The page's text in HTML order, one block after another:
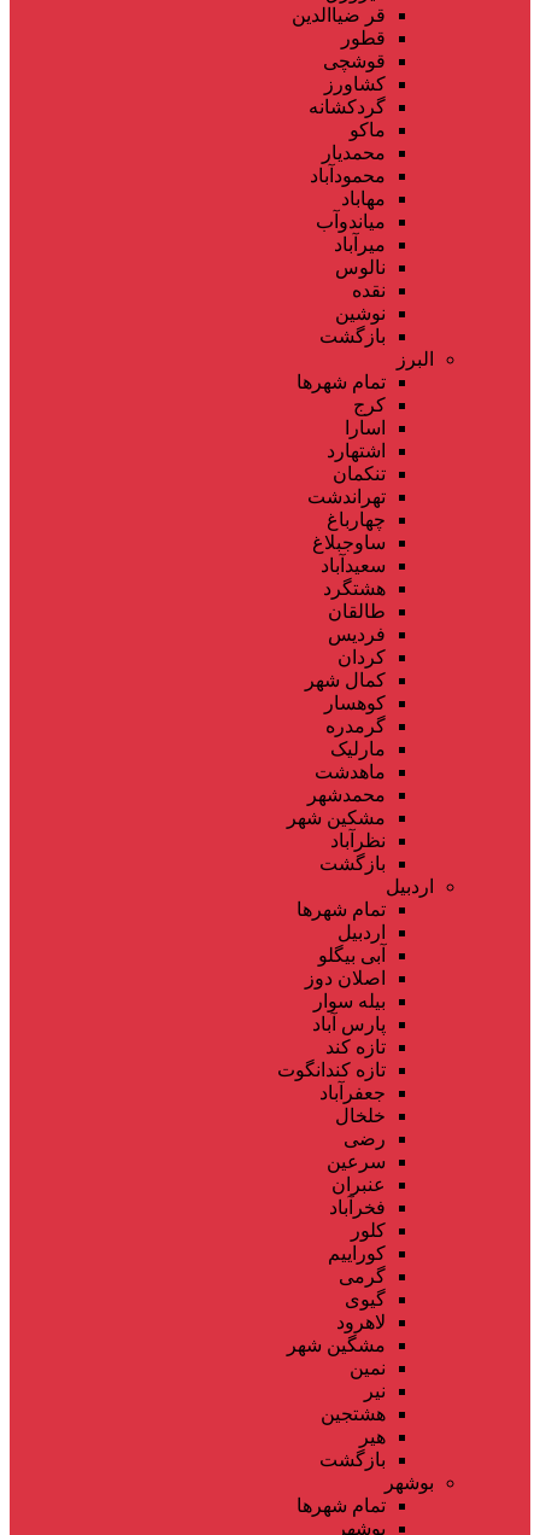
قر ضیاالدین
قطور
قوشچی
کشاورز
گردکشانه
ماکو
محمدیار
محمودآباد
مهاباد
میاندوآب
میرآباد
نالوس
نقده
نوشین
بازگشت
البرز
تمام شهر‌ها
کرج
اسارا
اشتهارد
تنکمان
تهراندشت
چهارباغ
ساوجبلاغ
سعیدآباد
هشتگرد
طالقان
فردیس
کردان
کمال شهر
کوهسار
گرمدره
مارلیک
ماهدشت
محمدشهر
مشکین شهر
نظرآباد
بازگشت
اردبیل
تمام شهر‌ها
اردبیل
آبی بیگلو
اصلان دوز
بیله سوار
پارس آباد
تازه کند
تازه کندانگوت
جعفرآباد
خلخال
رضی
سرعین
عنبران
فخرآباد
کلور
کوراییم
گرمی
گیوی
لاهرود
مشگین شهر
نمین
نیر
هشتجین
هیر
بازگشت
بوشهر
تمام شهر‌ها
بوشهر